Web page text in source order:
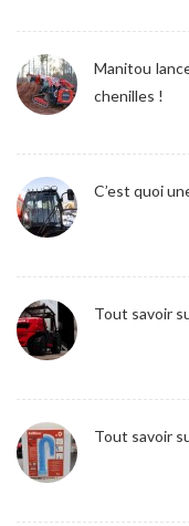
Manitou
chenilles !
C’est quoi
Tout savoir
Tout savoir